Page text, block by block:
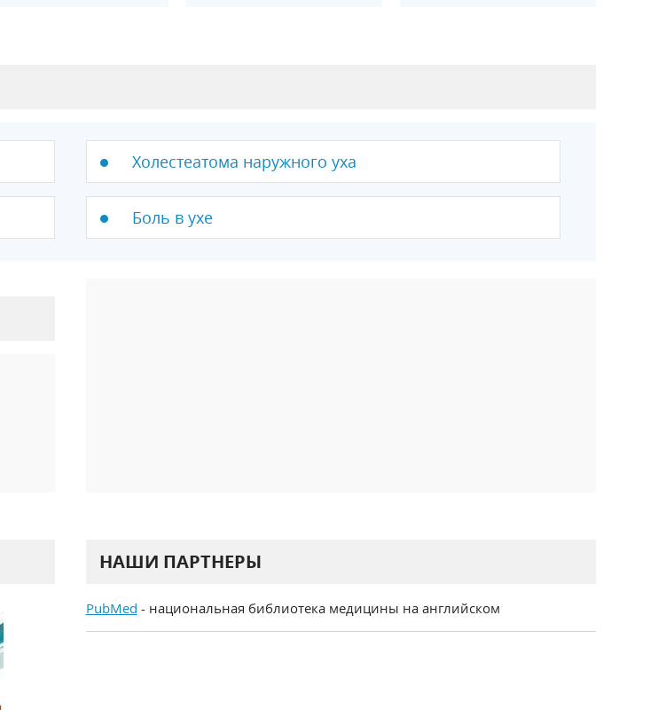
Холестеатома наружного уха
Боль в ухе
НАШИ ПАРТНЕРЫ
PubMed - национальная библиотека медицины на английском